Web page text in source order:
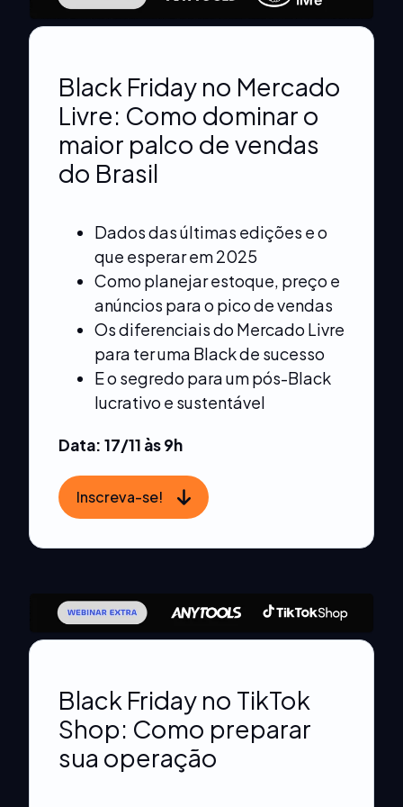
Black Friday no Mercado
Livre: Como dominar o
maior palco de vendas
do Brasil
Dados das últimas edições e o
que esperar em 2025
Como planejar estoque, preço e
anúncios para o pico de vendas
Os diferenciais do Mercado Livre
para ter uma Black de sucesso
E o segredo para um pós-Black
lucrativo e sustentável
Data: 17/11 às 9h
Inscreva-se!
Black Friday no TikTok
Shop: Como preparar
sua operação